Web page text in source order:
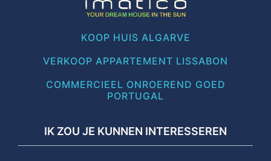
KOOP HUIS ALGARVE
VERKOOP APPARTEMENT LISSABON
COMMERCIEEL ONROEREND GOED
PORTUGAL
IK ZOU JE KUNNEN INTERESSEREN